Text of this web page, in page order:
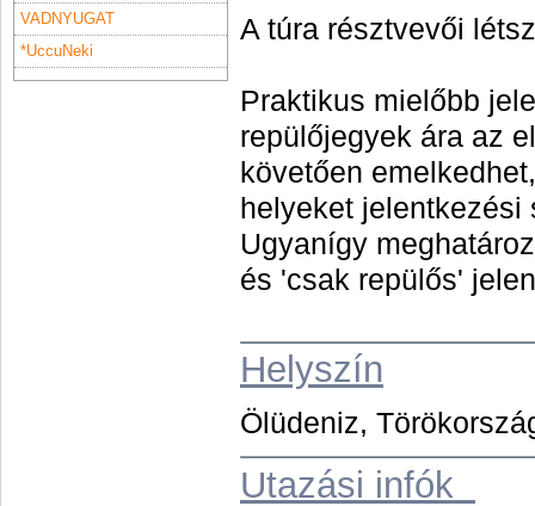
VADNYUGAT
*UccuNeki
A túra résztvevői
Praktikus mielőbb
repülőjegyek ára az
követően
helyeket jelentkezési
Ugyanígy
és 'csak repülős' j
Helyszín
Ölüdeniz,
Utazási infók